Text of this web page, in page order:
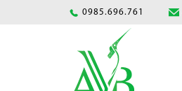
0985.696.761